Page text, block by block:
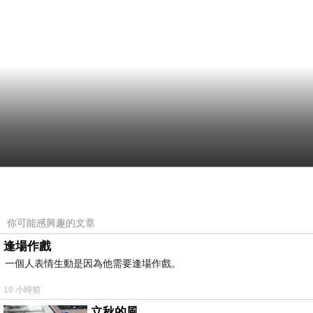
你可能感興趣的文章
逢場作戲
一個人表情生動是因為他需要逢場作戲。
10 小時前